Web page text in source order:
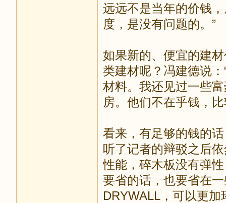
远远不是当年的价钱
度，是没有问题的。”
如果新的、便宜的建
类建材呢？冯建德说
材料。我还见过一些
房。他们不在乎钱，
看来，有足够的钱的
听了记者的辩驳之后
性能，碎木板没有弹
要省的话，也要省在
DRYWALL，可以更